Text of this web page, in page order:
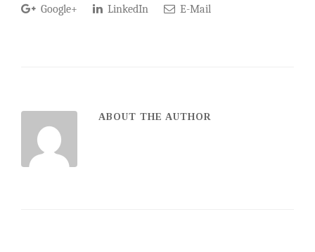
Google+ LinkedIn E-Mail
ABOUT THE AUTHOR